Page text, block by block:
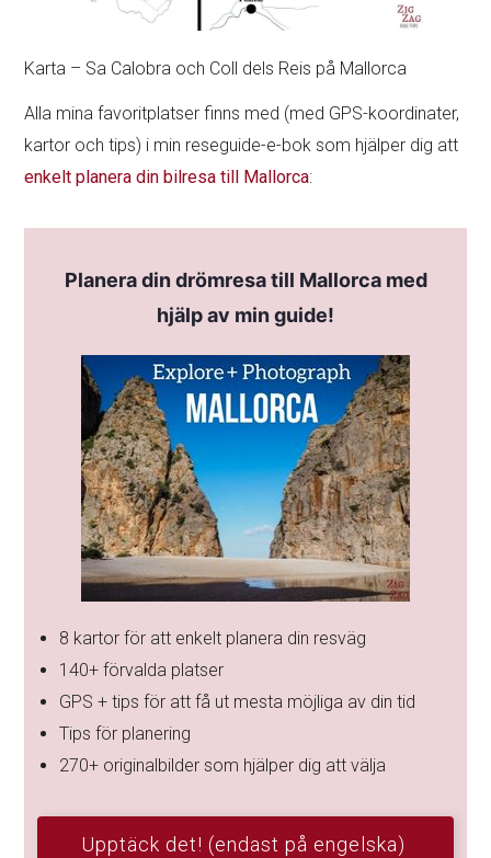
Karta – Sa Calobra och Coll dels Reis på Mallorca
Alla mina favoritplatser finns med (med GPS-koordinater,
kartor och tips) i min reseguide-e-bok som hjälper dig att
enkelt planera din bilresa till Mallorca:
Planera din drömresa till Mallorca med
hjälp av min guide!
8 kartor för att enkelt planera din resväg
140+ förvalda platser
GPS + tips för att få ut mesta möjliga av din tid
Tips för planering
270+ originalbilder som hjälper dig att välja
Upptäck det! (endast på engelska)